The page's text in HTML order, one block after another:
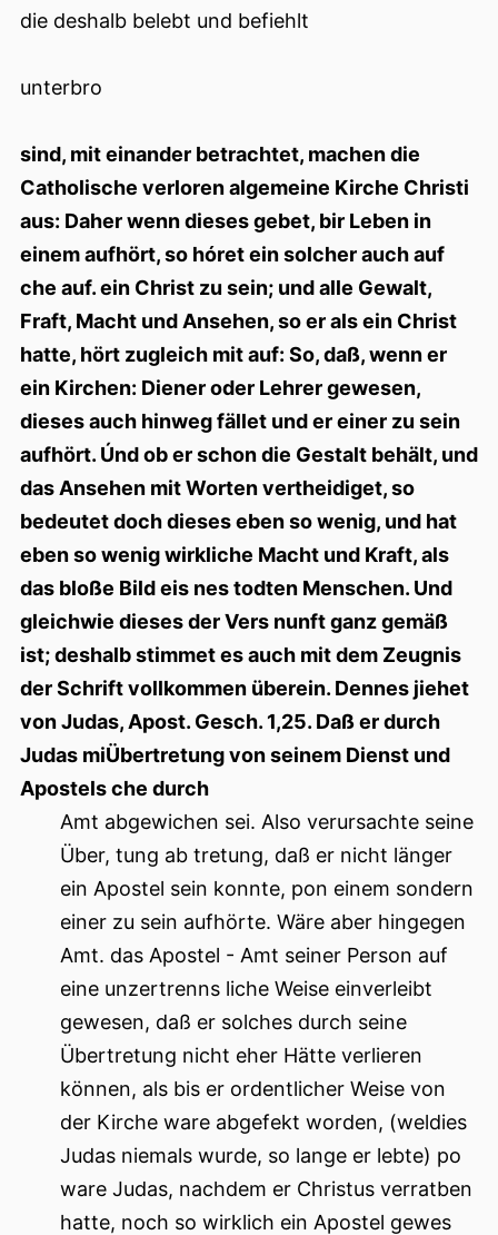
die deshalb belebt und befiehlt
unterbro
sind, mit einander betrachtet, machen die
Catholische verloren algemeine Kirche Christi
aus: Daher wenn dieses gebet, bir Leben in
einem aufhört, so hóret ein solcher auch auf
che auf. ein Christ zu sein; und alle Gewalt,
Fraft, Macht und Ansehen, so er als ein Christ
hatte, hört zugleich mit auf: So, daß, wenn er
ein Kirchen: Diener oder Lehrer gewesen,
dieses auch hinweg fället und er einer zu sein
aufhört. Únd ob er schon die Gestalt behält, und
das Ansehen mit Worten vertheidiget, so
bedeutet doch dieses eben so wenig, und hat
eben so wenig wirkliche Macht und Kraft, als
das bloße Bild eis nes todten Menschen. Und
gleichwie dieses der Vers nunft ganz gemäß
ist; deshalb stimmet es auch mit dem Zeugnis
der Schrift vollkommen überein. Dennes jiehet
von Judas, Apost. Gesch. 1,25. Daß er durch
Judas miÜbertretung von seinem Dienst und
Apostels che durch
Amt abgewichen sei. Also verursachte seine
Über, tung ab tretung, daß er nicht länger
ein Apostel sein konnte, pon einem sondern
einer zu sein aufhörte. Wäre aber hingegen
Amt. das Apostel - Amt seiner Person auf
eine unzertrenns liche Weise einverleibt
gewesen, daß er solches durch seine
Übertretung nicht eher Hätte verlieren
können, als bis er ordentlicher Weise von
der Kirche ware abgefekt worden, (weldies
Judas niemals wurde, so lange er lebte) po
ware Judas, nachdem er Christus verratben
hatte, noch so wirklich ein Apostel gewes